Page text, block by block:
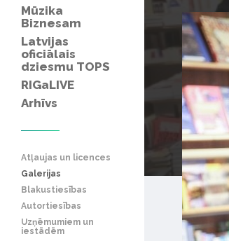
Mūzika
Biznesam
Latvijas
oficiālais
dziesmu TOPS
RIGaLIVE
Arhīvs
Atļaujas un licences
Galerijas
Blakustiesības
Autortiesības
Uzņēmumiem un
iestādēm